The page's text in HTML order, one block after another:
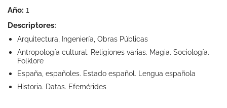
Año: 1
Descriptores:
Arquitectura, Ingeniería, Obras Públicas
Antropología cultural. Religiones varias. Magia. Sociología.
Folklore
España, españoles. Estado español. Lengua española
Historia. Datas. Efemérides